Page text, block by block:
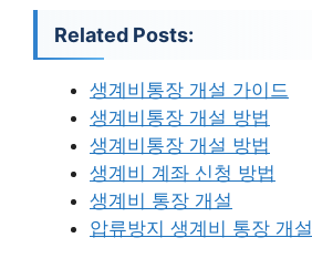
Related Posts:
생계비통장 개설 가이드
생계비통장 개설 방법
생계비통장 개설 방법
생계비 계좌 신청 방법
생계비 통장 개설
압류방지 생계비 통장 개설